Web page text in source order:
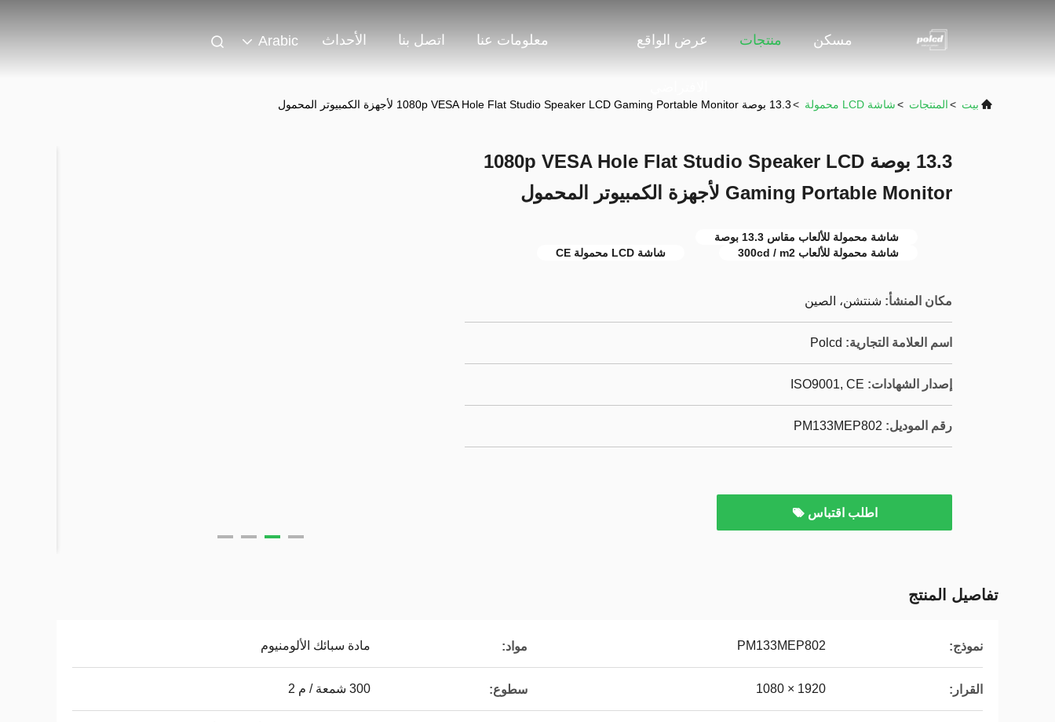
مسكن منتجات عرض الواقع معلومات عنا اتصل بنا الأحداث Arabic
بيت >المنتجات >شاشة LCD محمولة >13.3 بوصة 1080p VESA Hole Flat Studio Speaker LCD Gaming Portable Monitor لأجهزة الكمبيوتر المحمول
13.3 بوصة 1080p VESA Hole Flat Studio Speaker LCD
Gaming Portable Monitor لأجهزة الكمبيوتر المحمول
شاشة محمولة للألعاب مقاس 13.3 بوصة
شاشة محمولة للألعاب 300cd / m2
شاشة LCD محمولة CE
مكان المنشأ: شنتشن، الصين
اسم العلامة التجارية: Polcd
إصدار الشهادات: ISO9001, CE
رقم الموديل: PM133MEP802
اطلب اقتباس
تفاصيل المنتج
نموذج: PM133MEP802 مواد: مادة سبائك الألومنيوم
القرار: 1920 × 1080 سطوع: 300 شمعة / م 2